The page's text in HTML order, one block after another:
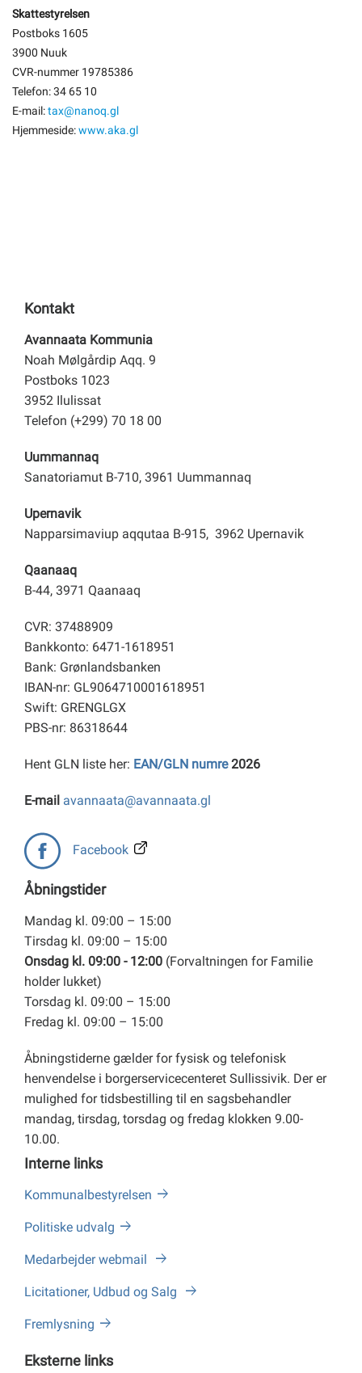
Skattestyrelsen
Postboks 1605
3900 Nuuk
CVR-nummer 19785386
Telefon: 34 65 10
E-mail:tax@nanoq.gl
Hjemmeside:www.aka.gl
Kontakt
Avannaata Kommunia
Noah Mølgårdip Aqq. 9
Postboks 1023
3952 Ilulissat
Telefon (+299) 70 18 00
Uummannaq
Sanatoriamut B-710, 3961 Uummannaq
Upernavik
Napparsimaviup aqqutaa B-915, 3962 Upernavik
Qaanaaq
B-44, 3971 Qaanaaq
CVR: 37488909
Bankkonto: 6471-1618951
Bank: Grønlandsbanken
IBAN-nr: GL9064710001618951
Swift: GRENGLGX
PBS-nr: 86318644
Hent GLN liste her: EAN/GLN numre2026
E-mail avannaata@avannaata.gl
Facebook
Åbningstider
Mandag kl. 09:00 – 15:00
Tirsdag kl. 09:00 – 15:00
Onsdag kl. 09:00 - 12:00 (Forvaltningen for Familie
holder lukket)
Torsdag kl. 09:00 – 15:00
Fredag kl. 09:00 – 15:00
Åbningstiderne gælder for fysisk og telefonisk
henvendelse i borgerservicecenteret Sullissivik. Der er
mulighed for tidsbestilling til en sagsbehandler
mandag, tirsdag, torsdag og fredag klokken 9.00-
10.00.
Interne links
Kommunalbestyrelsen
Politiske udvalg
Medarbejder webmail
Licitationer, Udbud og Salg
Fremlysning
Eksterne links